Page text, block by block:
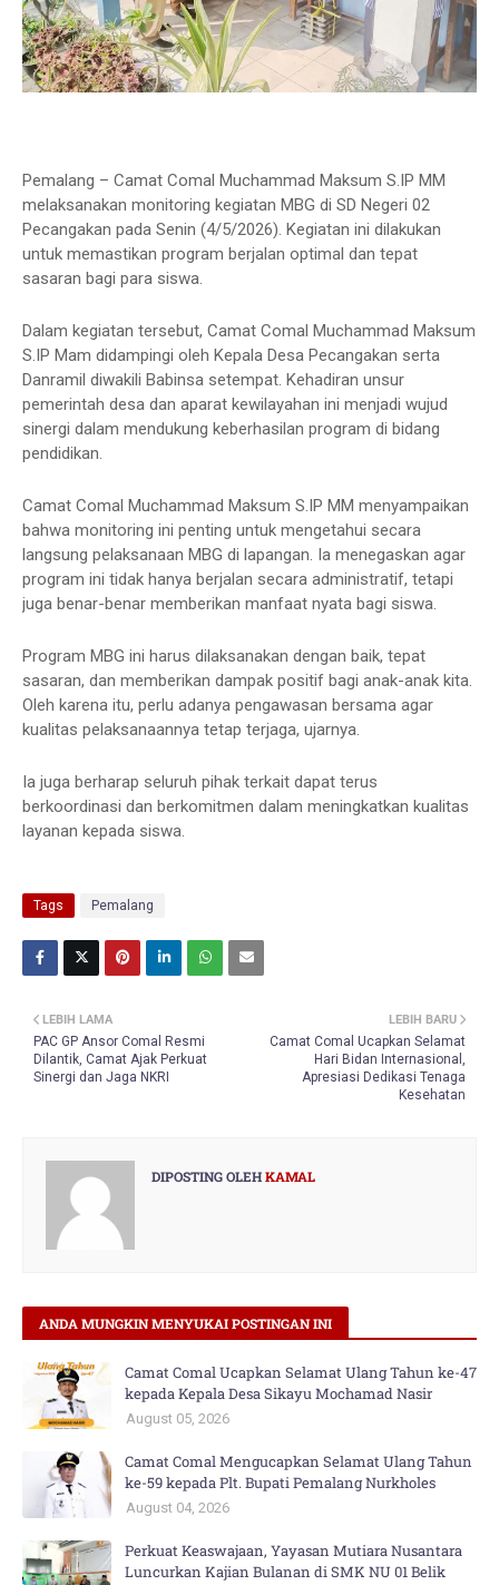
Pemalang – Camat Comal Muchammad Maksum S.IP MM
melaksanakan monitoring kegiatan MBG di SD Negeri 02
Pecangakan pada Senin (4/5/2026). Kegiatan ini dilakukan
untuk memastikan program berjalan optimal dan tepat
sasaran bagi para siswa.
Dalam kegiatan tersebut, Camat Comal Muchammad Maksum
S.IP Mam didampingi oleh Kepala Desa Pecangakan serta
Danramil diwakili Babinsa setempat. Kehadiran unsur
pemerintah desa dan aparat kewilayahan ini menjadi wujud
sinergi dalam mendukung keberhasilan program di bidang
pendidikan.
Camat Comal Muchammad Maksum S.IP MM menyampaikan
bahwa monitoring ini penting untuk mengetahui secara
langsung pelaksanaan MBG di lapangan. Ia menegaskan agar
program ini tidak hanya berjalan secara administratif, tetapi
juga benar-benar memberikan manfaat nyata bagi siswa.
Program MBG ini harus dilaksanakan dengan baik, tepat
sasaran, dan memberikan dampak positif bagi anak-anak kita.
Oleh karena itu, perlu adanya pengawasan bersama agar
kualitas pelaksanaannya tetap terjaga, ujarnya.
Ia juga berharap seluruh pihak terkait dapat terus
berkoordinasi dan berkomitmen dalam meningkatkan kualitas
layanan kepada siswa.
Tags Pemalang
LEBIH BARU
Camat Comal Ucapkan Selamat
Hari Bidan Internasional,
Apresiasi Dedikasi Tenaga
Kesehatan
LEBIH LAMA
PAC GP Ansor Comal Resmi
Dilantik, Camat Ajak Perkuat
Sinergi dan Jaga NKRI
DIPOSTING OLEHKAMAL
ANDA MUNGKIN MENYUKAI POSTINGAN INI
Camat Comal Ucapkan Selamat Ulang Tahun ke-47
kepada Kepala Desa Sikayu Mochamad Nasir
August 05, 2026
Camat Comal Mengucapkan Selamat Ulang Tahun
ke-59 kepada Plt. Bupati Pemalang Nurkholes
August 04, 2026
Perkuat Keaswajaan, Yayasan Mutiara Nusantara
Luncurkan Kajian Bulanan di SMK NU 01 Belik